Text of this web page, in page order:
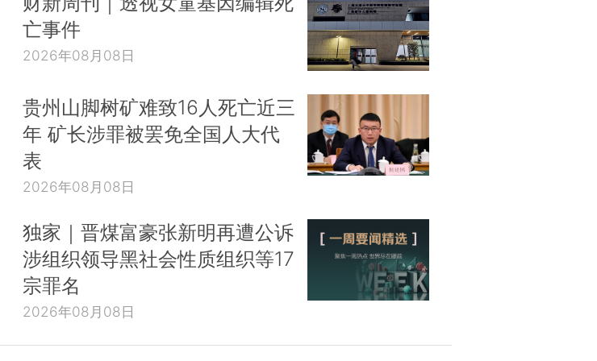
亡事件
2026年08月08日
贵州山脚树矿难致16人死亡近三
年 矿长涉罪被罢免全国人大代
表
2026年08月08日
独家｜晋煤富豪张新明再遭公诉
涉组织领导黑社会性质组织等17
宗罪名
2026年08月08日